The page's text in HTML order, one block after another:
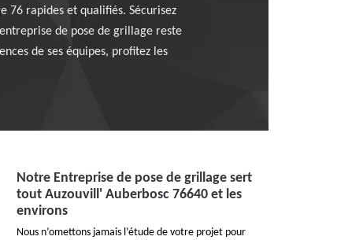
76 rapides et qualifiés. Sécurisez
de pose de grillage reste
de ses équipes, profitez les
Notre Entreprise de pose de grillage sert
tout Auzouvill' Auberbosc 76640 et les
environs
Nous n’omettons jamais l’étude de votre projet pour